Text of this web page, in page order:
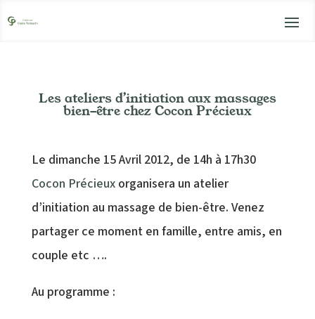
Les ateliers d’initiation aux massages
bien-être chez Cocon Précieux
Le dimanche 15 Avril 2012, de 14h à 17h30
Cocon Précieuxorganisera un atelier
d’initiation au massage de bien-être. Venez
partager ce moment en famille, entre amis, en
couple etc ….
Au programme :